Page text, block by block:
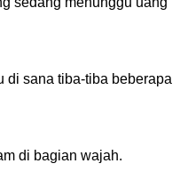
di sana tiba-tiba beberapa
di bagian wajah.